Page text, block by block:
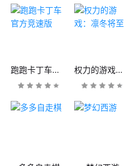
跑跑卡丁车官方竞速版 权力的游戏：凛冬将至